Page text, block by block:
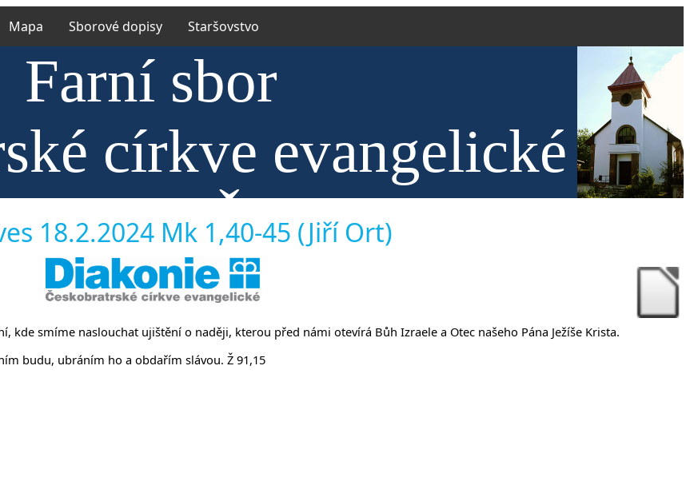
Mapa Sborové dopisy Staršovstvo
Farní sbor
církve evangelické
a Říčanech
18.2.2024 Mk 1,40-45 (Jiří Ort)
kde smíme naslouchat ujištění o naději, kterou před námi otevírá Bůh Izraele a Otec našeho Pána Ježíše Krista.
budu, ubráním ho a obdařím slávou. Ž 91,15